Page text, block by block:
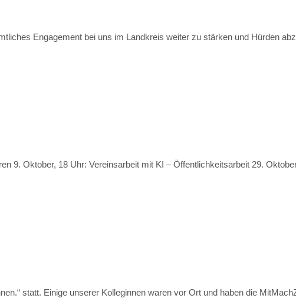
Engagement bei uns im Landkreis weiter zu stärken und Hürden
9. Oktober, 18 Uhr: Vereinsarbeit mit KI – Öffentlichkeitsarbeit 29.
statt. Einige unserer Kolleginnen waren vor Ort und haben die